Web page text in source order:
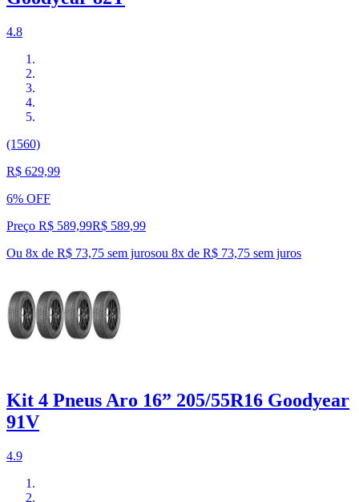
4.8
(1560)
R$ 629,99
6% OFF
Preço R$ 589,99R$ 589,99
Ou 8x de R$ 73,75 sem jurosou 8x de R$ 73,75 sem juros
Kit 4 Pneus Aro 16” 205/55R16 Goodyear
91V
4.9